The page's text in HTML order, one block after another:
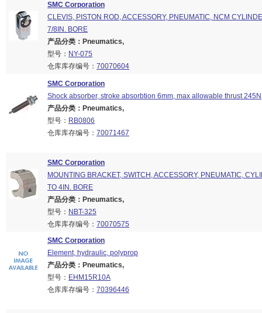
SMC Corporation
CLEVIS, PISTON ROD, ACCESSORY, PNEUMATIC, NCM
7/8IN. BORE
产品分类：Pneumatics,
型号： NY-075
仓库库存编号： 70070604
SMC Corporation
Shock absorber, stroke absorbtion 6mm, max allowable thrust 245N
产品分类：Pneumatics,
型号： RB0806
仓库库存编号： 70071467
SMC Corporation
MOUNTING BRACKET, SWITCH, ACCESSORY, PNEUMATIC,
TO 4IN. BORE
产品分类：Pneumatics,
型号： NBT-325
仓库库存编号： 70070575
SMC Corporation
Element, hydraulic, polyprop
产品分类：Pneumatics,
型号： EHM15R10A
仓库库存编号： 70396446